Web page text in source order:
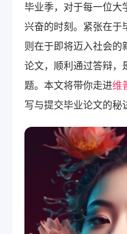
毕业季，对于每一位大
兴奋的时刻。紧张在于
则在于即将迈入社会的
论文，顺利通过答辩，
题。本文将带你走进维
写与提交毕业论文的秘